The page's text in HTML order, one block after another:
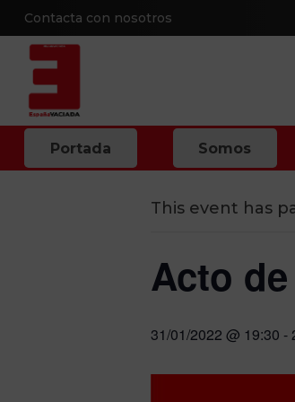
Contacta con nosotros
Portada Somos
« All Events
This event has
Acto
31/01/2022 @ 19:30 -